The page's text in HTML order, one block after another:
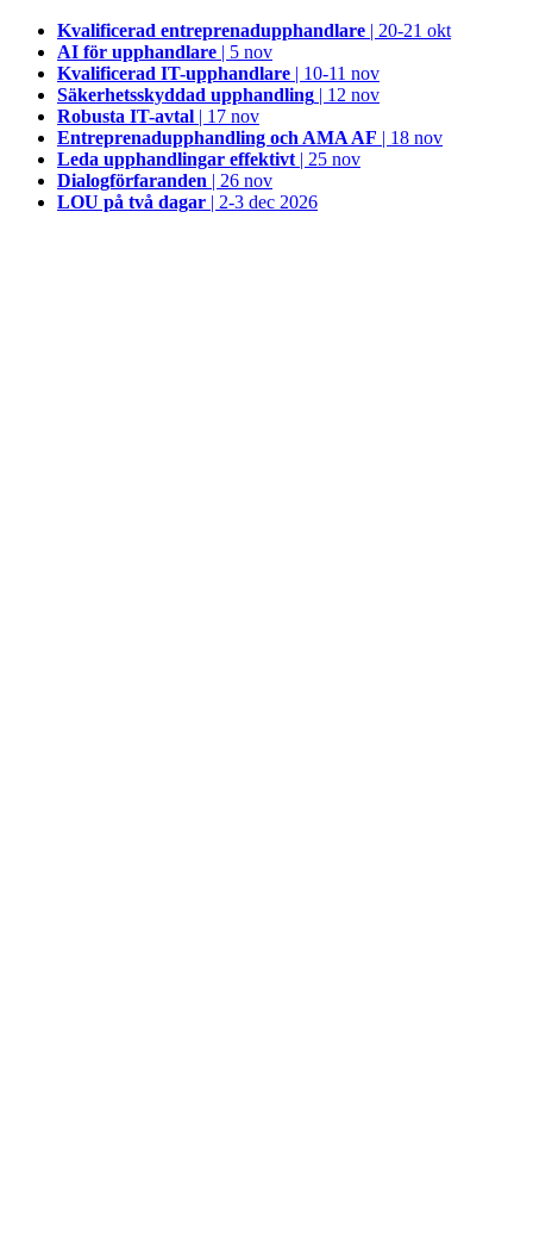
Kvalificerad entreprenad­upphandlare | 20-21 okt
AI för upphandlare | 5 nov
Kvalificerad IT-upphandlare | 10-11 nov
Säkerhetsskyddad upphandling | 12 nov
Robusta IT-avtal | 17 nov
Entreprenadupphandling och AMA AF | 18 nov
Leda upphandlingar effektivt | 25 nov
Dialogförfaranden | 26 nov
LOU på två dagar | 2-3 dec 2026